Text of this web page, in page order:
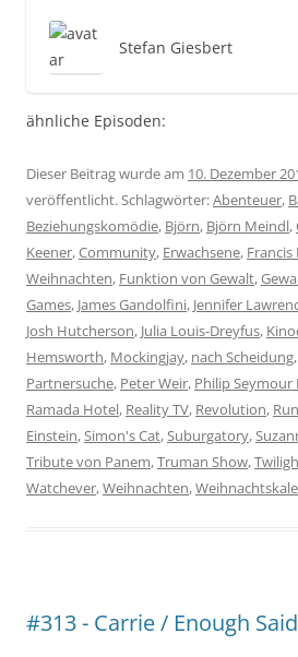
Stefan Giesbert
ähnliche Episoden:
Dieser Beitrag wurde am 10. Dezember
veröffentlicht. Schlagwörter:Abenteuer,
Beziehungskomödie, Björn, Björn Meindl,
Keener,Community, Erwachsene, Francis
Weihnachten, Funktion von Gewalt,
Games, James Gandolfini, Jennifer
Josh Hutcherson, Julia Louis-Dreyfus,
Hemsworth, Mockingjay, nach Scheidung,
Partnersuche, Peter Weir, Philip
Ramada Hotel, Reality TV, Revolution,
Einstein,Simon's Cat,Suburgatory,
Tribute von Panem,Truman Show,
Watchever,Weihnachten,
#313 - Carrie / Enough Said